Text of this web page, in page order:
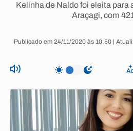
Kelinha de Naldo foi eleita para
Araçagi, com
Publicado em 24/11/2020 às 10:50 |